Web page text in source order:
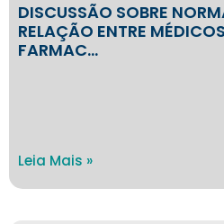
DISCUSSÃO SOBRE
RELAÇÃO ENTRE
FARMAC…
Leia Mais »